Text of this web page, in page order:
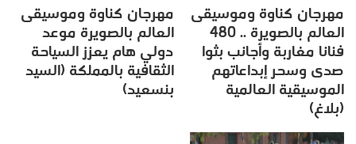
مهرجان كناوة وموسيقى
العالم بالصويرة .. 480
فنانا مغاربة وأجانب بثوا
صدى وسحر إبداعاتهم
الموسيقية العالمية
(بلاغ)
مهرجان كناوة وموسيقى
العالم بالصويرة موعد
دولي هام يعزز السياحة
الثقافية بالمملكة (السيد
بنسعيد)